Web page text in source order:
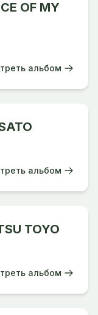
OF MY
альбом
альбом
TOYO
альбом